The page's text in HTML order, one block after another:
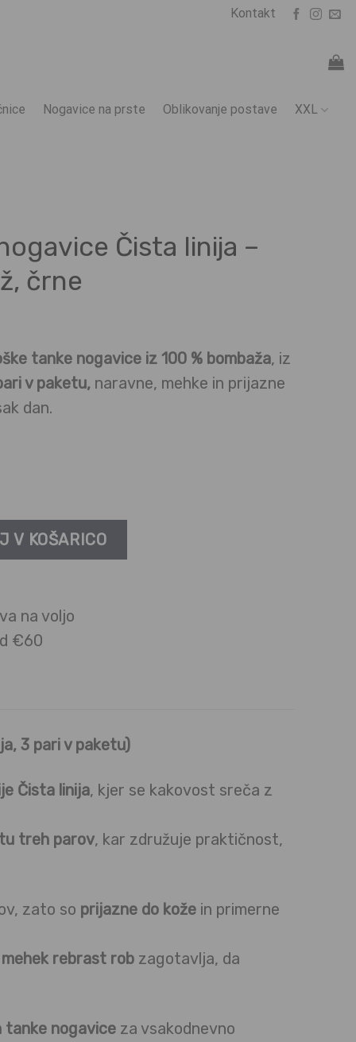
Kontakt
Nogavice na prste Oblikovanje postave XXL
Čista linija –
črne
tanke nogavice iz 100 % bombaža, iz
v paketu, naravne, mehke in prijazne
dan.
linija – 100 % bombaž, črne količina
V KOŠARICO
na voljo
€60
3 pari v paketu)
Čista linija, kjer se kakovost sreča z
treh parov, kar združuje praktičnost,
zato so prijazne do kože in primerne
mehek rebrast rob zagotavlja, da
tanke nogavice za vsakodnevno